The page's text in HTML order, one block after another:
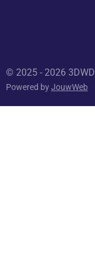
© 2025 - 2026 3DWD
Powered byJouwWeb